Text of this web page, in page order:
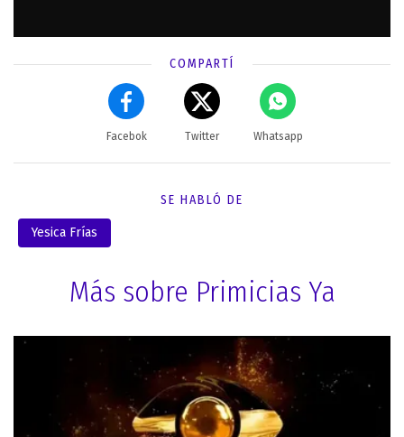
COMPARTÍ
Facebok Twitter Whatsapp
SE HABLÓ DE
Yesica Frías
Más sobre Primicias Ya